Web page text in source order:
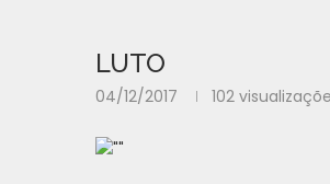
LUTO
04/12/2017 102